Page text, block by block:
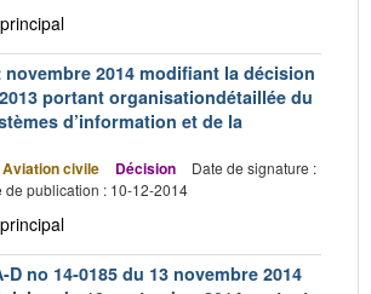
novembre 2014 modifiant la décision
portant organisationdétaillée du
d’information et de la
Aviation civile Décision
Date de signature :
de publication : 10-12-2014
D no 14-0185 du 13 novembre 2014